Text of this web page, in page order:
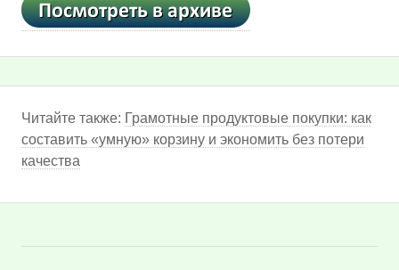
Читайте также: Грамотные продуктовые покупки: как
составить «умную» корзину и экономить без потери
качества